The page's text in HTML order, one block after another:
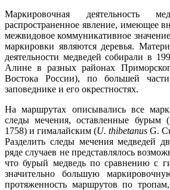
Маркировочная деятельность
распространенное явление, имеющее
межвидовое коммуникативное
маркировки являются деревья.
деятельности медведей собирали в
Алине в разных районах
Востока России), по большей
заповеднике и его окрестностях.
На маршрутах описывались все
следы мечения, оставленные бурым (
1758) и гималайским (U. thibetanus G.
Разделить следы мечения медведей
ряде случаев не представлялось
что бурый медведь по сравнению с
значительно большую
протяженность маршрутов по